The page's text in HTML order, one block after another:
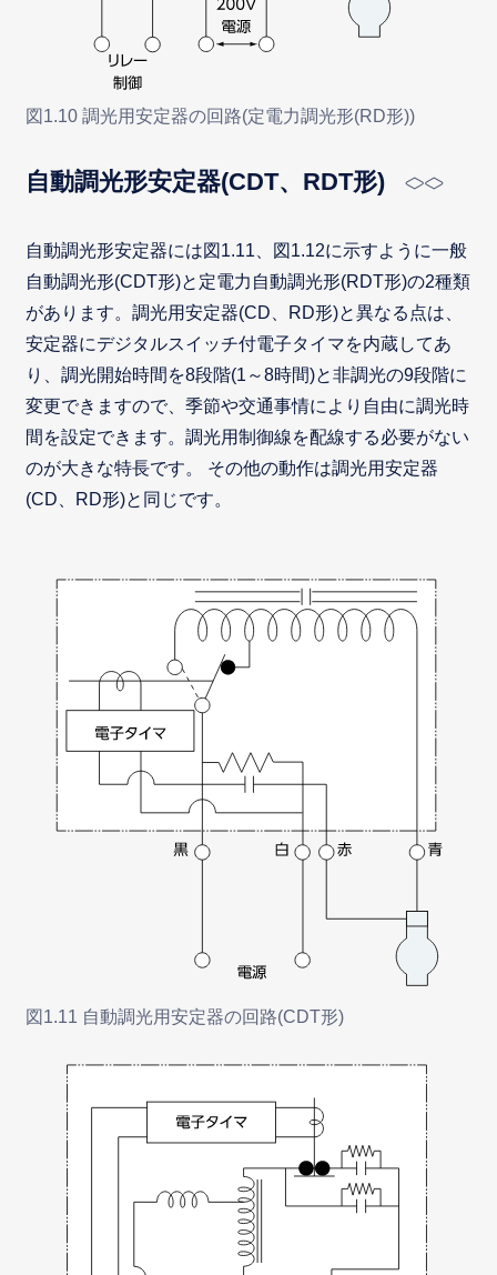
図1.10 調光用安定器の回路(定電力調光形(RD形))
自動調光形安定器(CDT、RDT形)
自動調光形安定器には図1.11、図1.12に示すように一般
自動調光形(CDT形)と定電力自動調光形(RDT形)の2種類
があります。調光用安定器(CD、RD形)と異なる点は、
安定器にデジタルスイッチ付電子タイマを内蔵してあ
り、調光開始時間を8段階(1～8時間)と非調光の9段階に
変更できますので、季節や交通事情により自由に調光時
間を設定できます。調光用制御線を配線する必要がない
のが大きな特長です。 その他の動作は調光用安定器
(CD、RD形)と同じです。
図1.11 自動調光用安定器の回路(CDT形)